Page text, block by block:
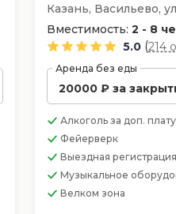
Казань, Васильево,
Вместимость:2 - 8
5.0 (214
Аренда без еды
20000 ₽ за
Алкогольза доп. плату
Фейерверк
Выездная регистрация
Музыкальное
Велком зона